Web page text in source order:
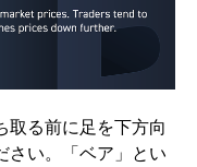
取る前に足を下方向
さい。「ベア」とい